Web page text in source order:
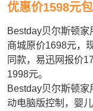
优惠价1598元
Bestday贝尔斯顿
商城原价1698元，
同款，易迅网报价
1998元。
Bestday贝尔斯顿
动电脑版控制，婴